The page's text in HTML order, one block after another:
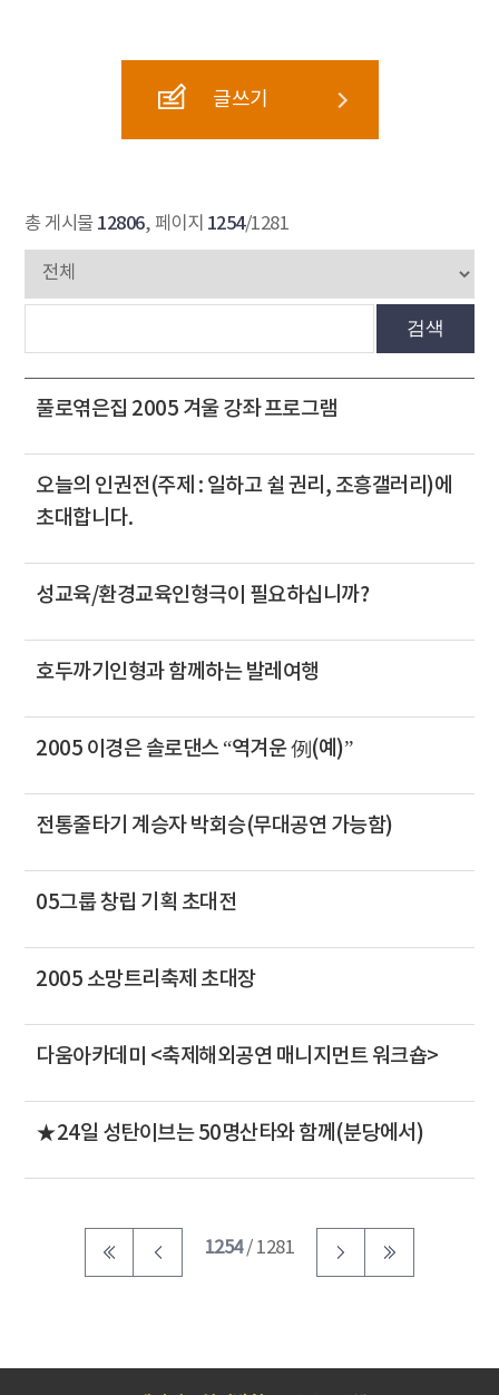
글쓰기
총 게시물 12806, 페이지 1254/1281
검색
풀로엮은집 2005 겨울 강좌 프로그램
오늘의 인권전(주제 : 일하고 쉴 권리, 조흥갤러리)에
초대합니다.
성교육/환경교육인형극이 필요하십니까?
호두까기인형과 함께하는 발레여행
2005 이경은 솔로댄스 “역겨운 例(예)”
전통줄타기 계승자 박회승(무대공연 가능함)
05그룹 창립 기획 초대전
2005 소망트리축제 초대장
다움아카데미 <축제해외공연 매니지먼트 워크숍>
★24일 성탄이브는 50명산타와 함께(분당에서)
1254/ 1281